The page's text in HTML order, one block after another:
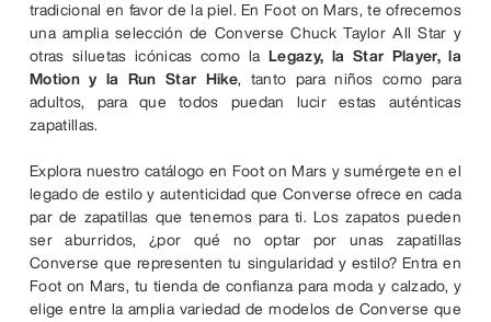
tradicional en favor de la piel. En Foot on Mars, te ofrecemos
una amplia selección de Converse Chuck Taylor All Star y
otras siluetas icónicas como laLegazy, la Star Player, la
Motion y la Run Star Hike , tanto para niños como para
adultos, para que todos puedan lucir estas auténticas
zapatillas.
Explora nuestro catálogo en Foot on Mars y sumérgete en el
legado de estilo y autenticidad que Converse ofrece en cada
par de zapatillas que tenemos para ti. Los zapatos pueden
ser aburridos, ¿por qué no optar por unas zapatillas
Converse que representen tu singularidad y estilo? Entra en
Foot on Mars, tu tienda de confianza para moda y calzado, y
elige entre la amplia variedad de modelos de Converse que